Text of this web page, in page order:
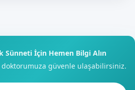
Sünneti İçin Hemen Bilgi Alın
güvenle ulaşabilirsiniz.